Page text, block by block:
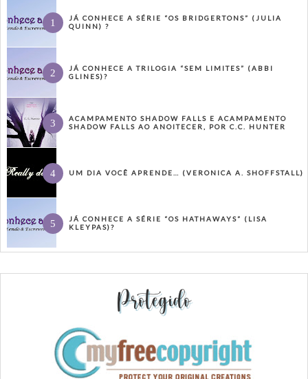
JÁ CONHECE A SÉRIE “OS BRIDGERTONS” (JULIA
QUINN) ?
JÁ CONHECE A TRILOGIA “SEM LIMITES” (ABBI
GLINES)?
ACAMPAMENTO SHADOW FALLS E ACAMPAMENTO
SHADOW FALLS AO ANOITECER, POR C.C. HUNTER
UM DIA VOCÊ APRENDE… (VERONICA A. SHOFFSTALL)
JÁ CONHECE A SÉRIE “OS HATHAWAYS” (LISA
KLEYPAS)?
Protegido